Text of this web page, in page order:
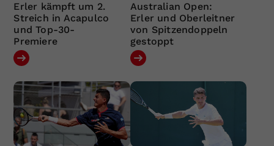
Erler kämpft um 2.
Streich in Acapulco
und Top-30-
Premiere
Australian Open:
Erler und Oberleitner
von Spitzendoppeln
gestoppt